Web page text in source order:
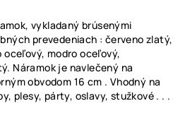
vykladaný brúsenými
prevedeniach : červeno zlatý,
modro oceľový,
Náramok je navlečený na
obvodom 16 cm . Vhodný na
plesy, párty, oslavy, stužkové . . .